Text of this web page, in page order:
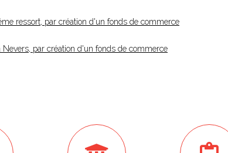
ressort, par création d'un fonds de commerce
par création d'un fonds de commerce